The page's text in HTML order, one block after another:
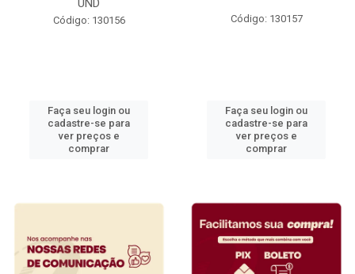
UND
Código: 130156
Faça seu login ou
cadastre-se para
ver preços e
comprar
Código: 130157
Faça seu login ou
cadastre-se para
ver preços e
comprar